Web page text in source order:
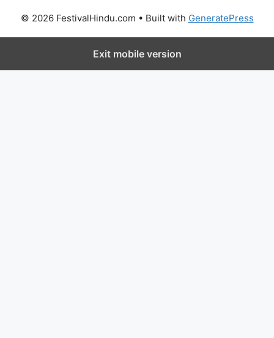
© 2026 FestivalHindu.com • Built with GeneratePress
Exit mobile version